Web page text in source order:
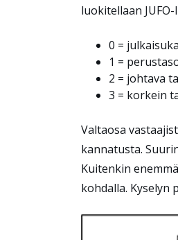
luokitellaan
0 =
1 =
2 = johtava
3 = korkein
Valtaosa
kannatusta.
Kuitenkin
kohdalla.